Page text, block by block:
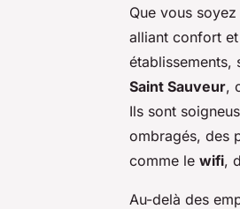
Que vous
alliant confort
établissements,
Saint Sauveur,
Ils sont
ombragés, des
comme le wifi,
Au-delà des